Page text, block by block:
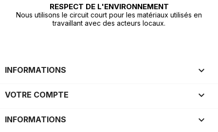
RESPECT DE L'ENVIRONNEMENT
Nous utilisons le circuit court pour les matériaux utilisés en
travaillant avec des acteurs locaux.
INFORMATIONS 
VOTRE COMPTE 
INFORMATIONS keyboard_arrow_down